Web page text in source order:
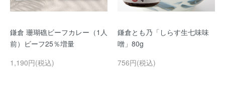
鎌倉 珊瑚礁ビーフカレー（1人
前）ビーフ25％増量
1,190円(税込)
鎌倉とも乃「しらす生七味味
噌」80g
756円(税込)